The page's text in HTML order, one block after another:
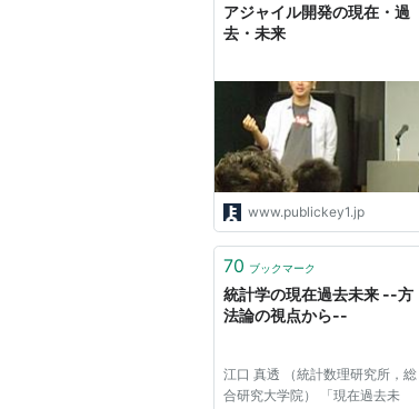
アジャイル開発の現在・過
去・未来
www.publickey1.jp
70 ブックマーク
統計学の現在過去未来 --方
法論の視点から--
江口 真透 （統計数理研究所，総
合研究大学院） 「現在過去未